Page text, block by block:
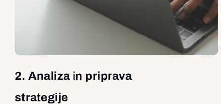
2. Analiza in priprava
strategije